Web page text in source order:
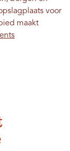
voor
maakt